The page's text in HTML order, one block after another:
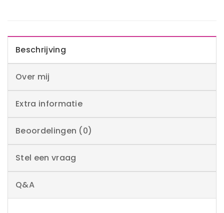
Beschrijving
Over mij
Extra informatie
Beoordelingen (0)
Stel een vraag
Q&A